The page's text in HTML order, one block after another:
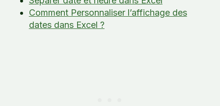
Comment Personnaliser l’affichage des
dates dans Excel ?